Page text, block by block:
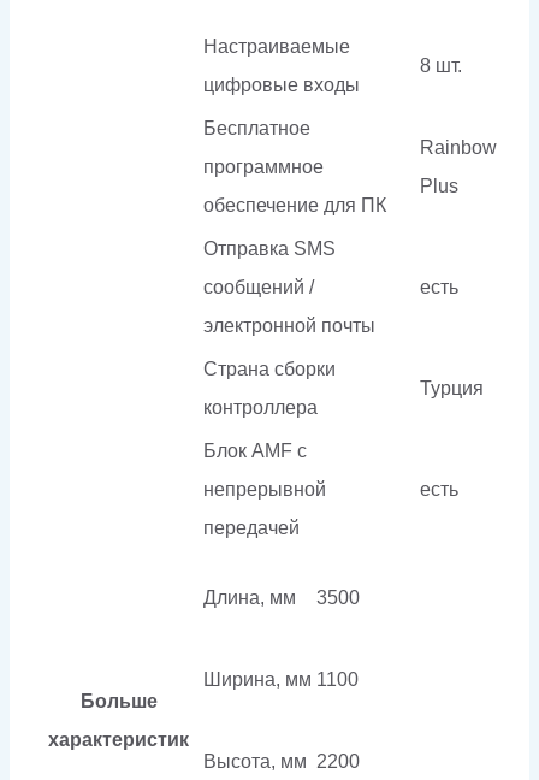
Настраиваемые
цифровые входы
8 шт.
Бесплатное
программное
обеспечение для ПК
Rainbow
Plus
Отправка SMS
сообщений /
электронной почты
есть
Страна сборки
контроллера
Турция
Блок AMF с
непрерывной
передачей
есть
Больше
характеристик
Длина, мм 3500
Ширина, мм 1100
Высота, мм 2200